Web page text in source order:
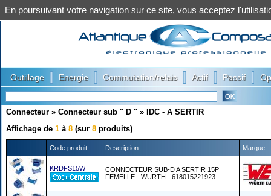
Outillage Energie Commutation/relais Actif Passif
Connecteur » Connecteur sub " D " »
IDC - A SERTIR
Affichage de 1 à 8 (sur 8 produits)
Code produit Description Marque
KRDFS15W
CONNECTEUR SUB-D A SERTIR 15P
FEMELLE - WURTH - 618015221923
En poursuivant votre navigation sur ce site, vous acceptez